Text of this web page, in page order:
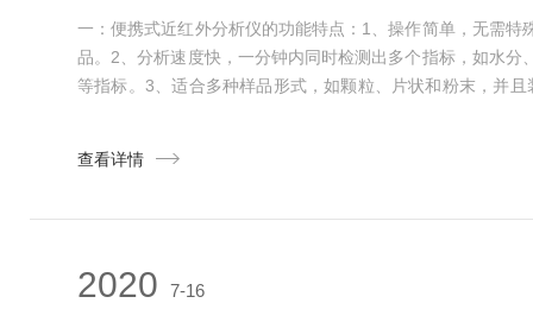
一：便携式近红外分析仪的功能特点：1、操作简单，无需特
品。2、分析速度快，一分钟内同时检测出多个指标，如水分
等指标。3、适合多种样品形式，如颗粒、片状和粉末，并
断和故障提示功能。7、光源采用自准直模块设计，无需...
查看详情
2020 7-16